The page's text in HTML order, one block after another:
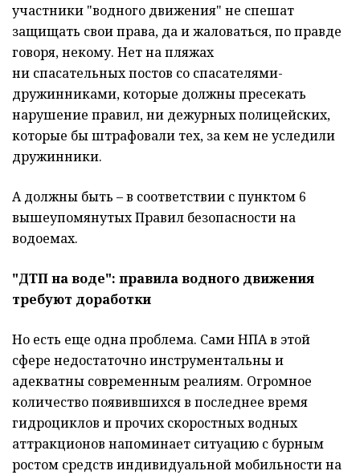
участники "водного движения" не спешат
защищать свои права, да и жаловаться, по правде
говоря, некому. Нет на пляжах
ни спасательных постов со спасателями-
дружинниками, которые должны пресекать
нарушение правил, ни дежурных полицейских,
которые бы штрафовали тех, за кем не уследили
дружинники.
А должны быть – в соответствии с пунктом 6
вышеупомянутых Правил безопасности на
водоемах.
"ДТП на воде": правила водного движения
требуют доработки
Но есть еще одна проблема. Сами НПА в этой
сфере недостаточно инструментальны и
адекватны современным реалиям. Огромное
количество появившихся в последнее время
гидроциклов и прочих скоростных водных
аттракционов напоминает ситуацию с бурным
ростом средств индивидуальной мобильности на